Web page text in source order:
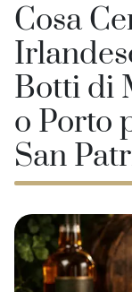
Cosa
Botti di
o Porto
San